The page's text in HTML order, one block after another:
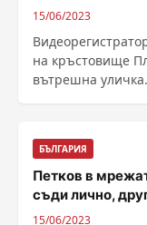
15/06/2023
на кръстовище Пловдив.
вътрешна
БЪЛГАРИЯ
Петков в
съди лично,
15/06/2023